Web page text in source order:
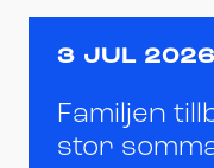
3 JUL 2026
Familjen
stor